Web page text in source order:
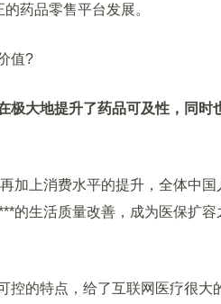
药品零售平台发展。
值?
极大地提升了药品可及性，同时
上消费水平的提升，全体中国
的生活质量改善，成为医保扩容
的特点，给了互联网医疗很大